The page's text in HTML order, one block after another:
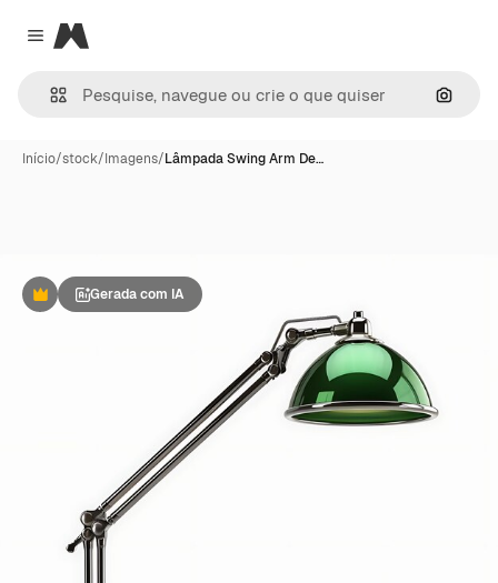
Close menu
Magnific
Início/stock/Imagens/Lâmpada Swing Arm De…
PremiumGerada com IA